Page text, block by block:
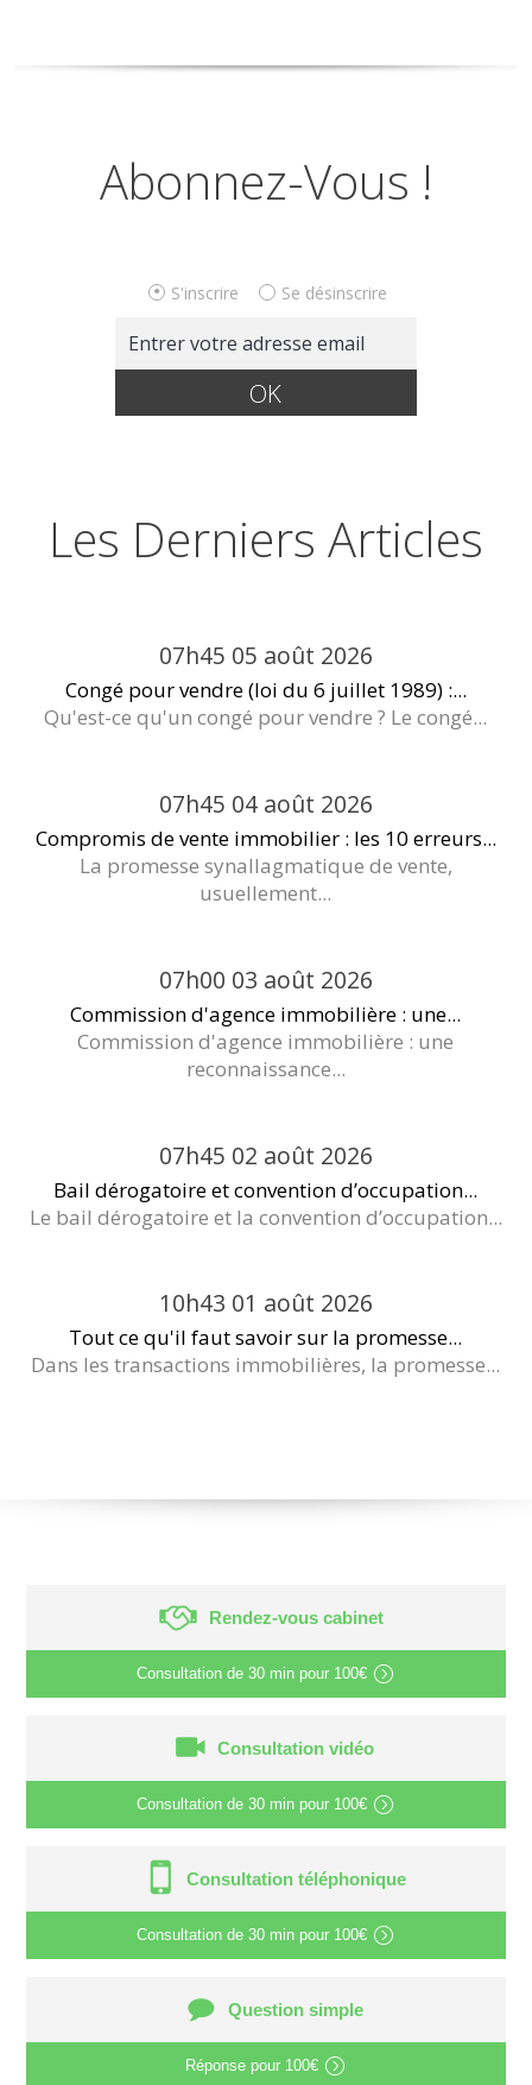
Abonnez-Vous !
S'inscrire Se désinscrire
Les Derniers Articles
07h45 05 août 2026
Congé pour vendre (loi du 6 juillet 1989) :...
Qu'est-ce qu'un congé pour vendre ? Le congé...
07h45 04 août 2026
Compromis de vente immobilier : les 10 erreurs...
La promesse synallagmatique de vente,
usuellement...
07h00 03 août 2026
Commission d'agence immobilière : une...
Commission d'agence immobilière : une
reconnaissance...
07h45 02 août 2026
Bail dérogatoire et convention d’occupation...
Le bail dérogatoire et la convention d’occupation...
10h43 01 août 2026
Tout ce qu'il faut savoir sur la promesse...
Dans les transactions immobilières, la promesse...
Rendez-vous cabinet
Consultation de 30 min pour 100€
Consultation vidéo
Consultation de 30 min pour 100€
Consultation téléphonique
Consultation de 30 min pour 100€
Question simple
Réponse pour 100€